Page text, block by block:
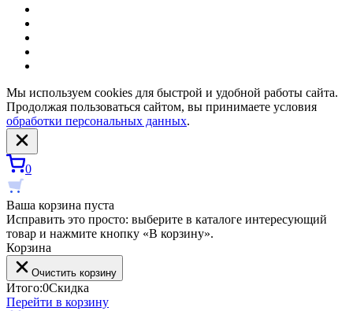
Мы используем cookies для быстрой и удобной работы сайта.
Продолжая пользоваться сайтом, вы принимаете условия
обработки персональных данных.
0
Ваша корзина пуста
Исправить это просто: выберите в каталоге интересующий
товар и нажмите кнопку «В корзину».
Корзина
Очистить корзину
Итого:0Скидка
Перейти в корзину